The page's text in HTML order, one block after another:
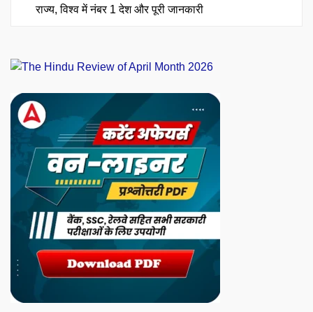
राज्य, विश्व में नंबर 1 देश और पूरी जानकारी